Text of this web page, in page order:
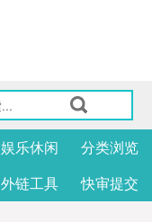
娱乐休闲
分类浏览
外链工具 快审提交